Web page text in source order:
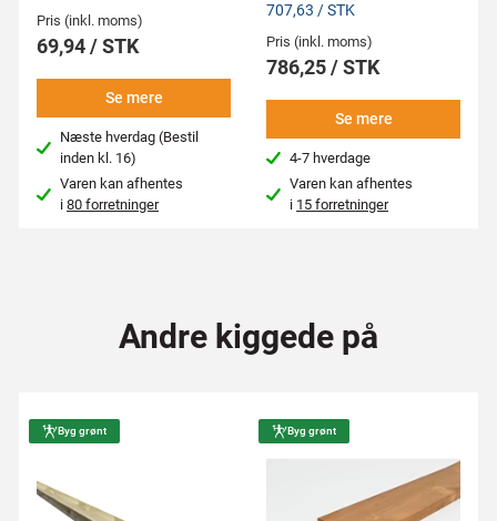
Pris (inkl. moms)
69,94 / STK
Se mere
Næste hverdag (Bestil
inden kl. 16)
Varen kan afhentes
i80 forretninger
707,63 / STK
Pris (inkl. moms)
786,25 / STK
Se mere
4-7 hverdage
Varen kan afhentes
i 15 forretninger
Andre kiggede på
Byg grønt Byg grønt